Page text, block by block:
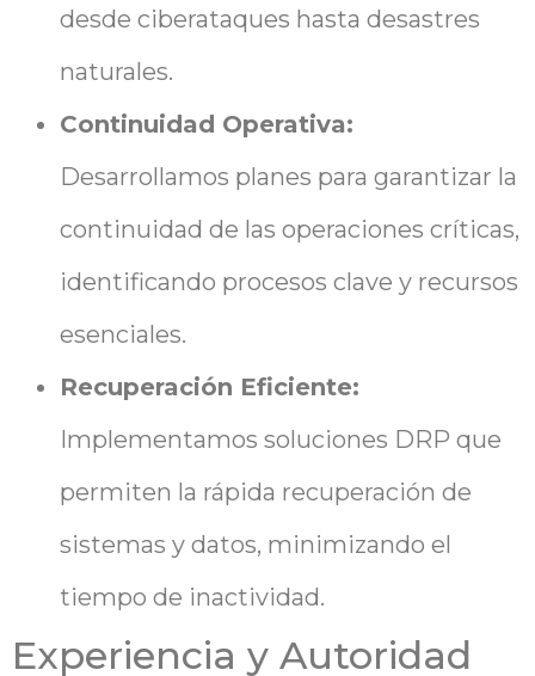
desde ciberataques hasta desastres
naturales.
Continuidad Operativa:
Desarrollamos planes para garantizar la
continuidad de las operaciones críticas,
identificando procesos clave y recursos
esenciales.
Recuperación Eficiente:
Implementamos soluciones DRP que
permiten la rápida recuperación de
sistemas y datos, minimizando el
tiempo de inactividad.
Experiencia y Autoridad